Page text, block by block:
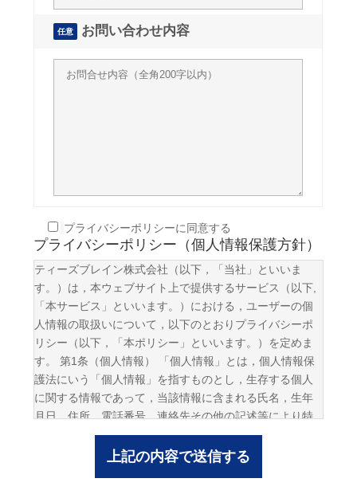
任意 お問い合わせ内容
プライバシーポリシーに同意する
プライバシーポリシー（個人情報保護方針）
ティーズブレイン株式会社（以下，「当社」といいま
す。）は，本ウェブサイト上で提供するサービス（以下,
「本サービス」といいます。）における，ユーザーの個
人情報の取扱いについて，以下のとおりプライバシーポ
リシー（以下，「本ポリシー」といいます。）を定めま
す。 第1条（個人情報） 「個人情報」とは，個人情報保
護法にいう「個人情報」を指すものとし，生存する個人
に関する情報であって，当該情報に含まれる氏名，生年
月日，住所，電話番号，連絡先その他の記述等により特
定の個人を識別できる情報及び容貌，指紋，声紋にかか
るデータ，及び健康保険証の保険者番号などの当該情報